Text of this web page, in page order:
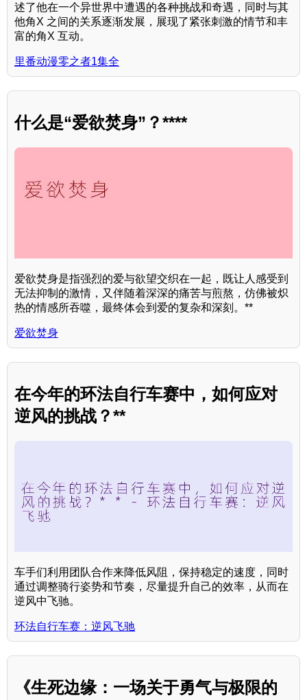
述了他在一个异世界中遭遇的各种挑战和奇遇，同时与其
他角X 之间的关系逐渐发展，展现了紧张刺激的情节和丰
富的角X 互动。
里番动漫零之者1集全
什么是“爱欲焚身”？****
爱欲焚身是指强烈的爱与欲望交织在一起，既让人感受到
无法抑制的激情，又伴随着深深的痛苦与煎熬，仿佛被炽
热的情感所吞噬，最终体会到爱的复杂和深刻。**
爱欲焚身
在今年的环法自行车赛中，如何应对
逆风的挑战？**
车手们利用团队合作来降低风阻，保持稳定的速度，同时
通过调整骑行姿势和节奏，尽量提升自己的效率，从而在
逆风中飞驰。
环法自行车赛：逆风飞驰
《生死边缘：一场关于勇气与极限的